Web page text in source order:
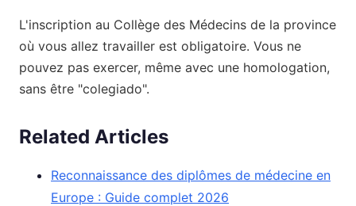
L'inscription au Collège des Médecins de la province
où vous allez travailler est obligatoire. Vous ne
pouvez pas exercer, même avec une homologation,
sans être "colegiado".
Related Articles
Reconnaissance des diplômes de médecine en
Europe : Guide complet 2026